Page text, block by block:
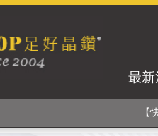
最新
獨家專利紗線及捻
【